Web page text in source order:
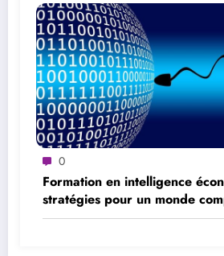
0
Formation en intelligence
stratégies pour un monde